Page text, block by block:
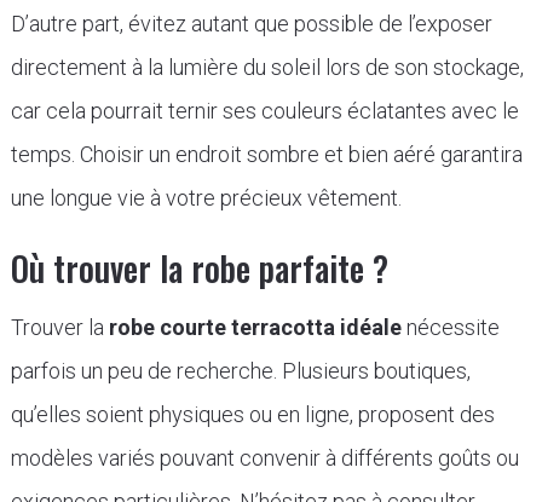
D’autre part, évitez autant que possible de l’exposer
directement à la lumière du soleil lors de son stockage,
car cela pourrait ternir ses couleurs éclatantes avec le
temps. Choisir un endroit sombre et bien aéré garantira
une longue vie à votre précieux vêtement.
Où trouver la robe parfaite ?
Trouver la robe courte terracotta idéalenécessite
parfois un peu de recherche. Plusieurs boutiques,
qu’elles soient physiques ou en ligne, proposent des
modèles variés pouvant convenir à différents goûts ou